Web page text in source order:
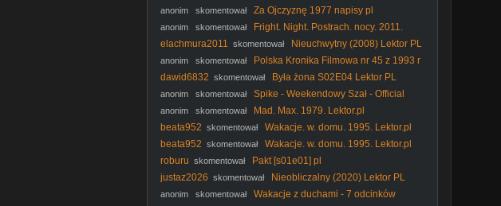
anonim skomentował Za Ojczyznę 1977 napisy pl
anonim skomentował
Fright. Night. Postrach. nocy. 2011.
Lektor.pl
elachmura2011 skomentował Nieuchwytny (2008) Lektor PL
anonim skomentował
Polska Kronika Filmowa nr 45 z 1993 r
Premiera u prezydenta Bez zasilku Maly koniec swiata
dawid6832 skomentował Była żona S02E04 Lektor PL
anonim skomentował
Spike - Weekendowy Szał - Official
Video
anonim skomentował
Mad. Max. 1979. Lektor.pl
beata952 skomentował
Wakacje. w. domu. 1995. Lektor.pl
beata952 skomentował
Wakacje. w. domu. 1995. Lektor.pl
roburu skomentował
Pakt [s01e01] pl
justaz2026 skomentował Nieobliczalny (2020) Lektor PL
anonim skomentował
Wakacje z duchami - 7 odcinków